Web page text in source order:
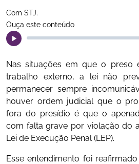
Com STJ.
Ouça este conteúdo
Nas situações em que o preso
trabalho externo, a lei não
permanecer sempre
houver ordem judicial que o
fora do presídio é que o
com falta grave por violação do
Lei de Execução Penal (LEP).
Esse entendimento foi